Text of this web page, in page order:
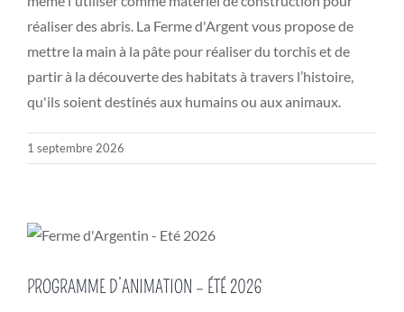
réaliser des abris. La Ferme d'Argent vous propose de
mettre la main à la pâte pour réaliser du torchis et de
partir à la découverte des habitats à travers l’histoire,
qu'ils soient destinés aux humains ou aux animaux.
1 septembre 2026
PROGRAMME D’ANIMATION – ÉTÉ 2026